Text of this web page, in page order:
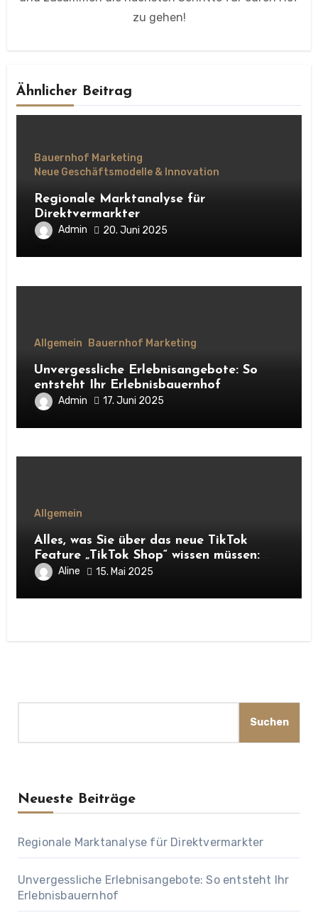
zu gehen!
Ähnlicher Beitrag
Bauernhof Marketing
Neue Geschäftsmodelle & Innovation
Regionale Marktanalyse für
Direktvermarkter
Admin 20. Juni 2025
Allgemein Bauernhof Marketing
Unvergessliche Erlebnisangebote: So
entsteht Ihr Erlebnisbauernhof
Admin 17. Juni 2025
Allgemein
Alles, was Sie über das neue TikTok
Feature „TikTok Shop“ wissen müssen:
Chancen für Unternehmen und
Aline 15. Mai 2025
Suchen
Neueste Beiträge
Regionale Marktanalyse für Direktvermarkter
Unvergessliche Erlebnisangebote: So entsteht Ihr
Erlebnisbauernhof